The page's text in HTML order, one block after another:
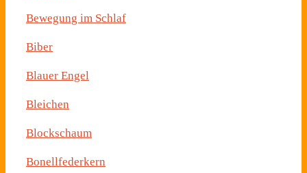
Bewegung im Schlaf
Biber
Blauer Engel
Bleichen
Blockschaum
Bonellfederkern